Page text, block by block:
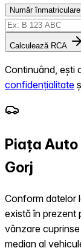
Număr înmatriculare
Calculează RCA
Continuând, ești
confidențialitate
Piața
Gorj
Conform datelor
există în prezent
vânzare
median al